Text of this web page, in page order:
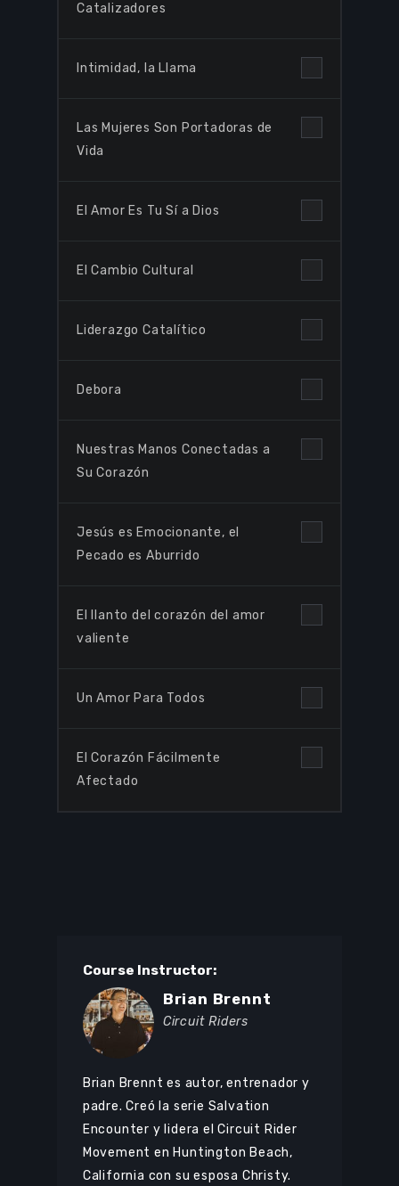
Catalizadores
Intimidad, la Llama
Las Mujeres Son Portadoras de
Vida
El Amor Es Tu Sí a Dios
El Cambio Cultural
Liderazgo Catalítico
Debora
Nuestras Manos Conectadas a
Su Corazón
Jesús es Emocionante, el
Pecado es Aburrido
El llanto del corazón del amor
valiente
Un Amor Para Todos
El Corazón Fácilmente
Afectado
Course Instructor:
Brian Brennt
Circuit Riders
Brian Brennt es autor, entrenador y
padre. Creó la serie Salvation
Encounter y lidera el Circuit Rider
Movement en Huntington Beach,
California con su esposa Christy.